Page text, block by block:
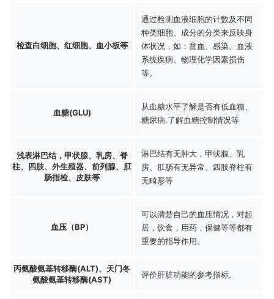
检查白细胞、红细胞、血小板等
通过检测血液细胞的计数及不同
种类细胞、成分的分类来反映身
体状况，如：贫血、感染、血液
系统疾病、物理化学因素损伤
等。
血糖(GLU)
从血糖水平了解是否有低血糖、
糖尿病.了解血糖控制情况等
浅表淋巴结，甲状腺、乳房、脊
柱、四肢、外生殖器、前列腺、肛
肠指检、皮肤等
淋巴结有无肿大，甲状腺、乳
房、肛肠有无异常、四肢脊柱有
无畸形等
血压（BP）
可以清楚自己的血压情况，对起
居，饮食，用药，保健等等都有
重要的指导作用。
丙氨酸氨基转移酶(ALT)、天门冬
氨酸氨基转移酶(AST)
评价肝脏功能的参考指标。